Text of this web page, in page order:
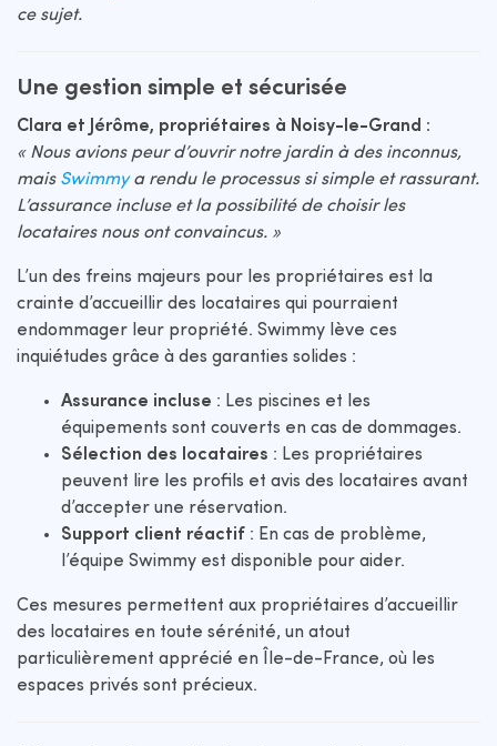
ce sujet.
Une gestion simple et sécurisée
Clara et Jérôme, propriétaires à Noisy-le-Grand :
« Nous avions peur d’ouvrir notre jardin à des inconnus,
mais Swimmya rendu le processus si simple et rassurant.
L’assurance incluse et la possibilité de choisir les
locataires nous ont convaincus. »
L’un des freins majeurs pour les propriétaires est la
crainte d’accueillir des locataires qui pourraient
endommager leur propriété. Swimmy lève ces
inquiétudes grâce à des garanties solides :
Assurance incluse : Les piscines et les
équipements sont couverts en cas de dommages.
Sélection des locataires : Les propriétaires
peuvent lire les profils et avis des locataires avant
d’accepter une réservation.
Support client réactif : En cas de problème,
l’équipe Swimmy est disponible pour aider.
Ces mesures permettent aux propriétaires d’accueillir
des locataires en toute sérénité, un atout
particulièrement apprécié en Île-de-France, où les
espaces privés sont précieux.